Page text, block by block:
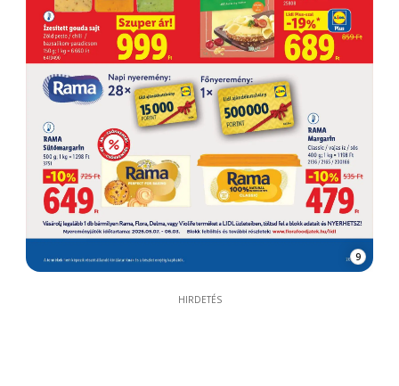
9
HIRDETÉS